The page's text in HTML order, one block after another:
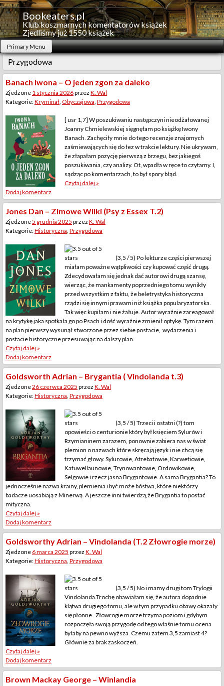
Skip
to
content
Bookeaters.pl
Klub koszmarnych komentatorów książek
Zjedliśmy już 1550 książek
Primary Menu
Przygodowa
Banach Iwona – O jeden zgon za daleko
Zjedzone 1 stycznia 2026przez K. Wal
Kategorie:Kryminał Obyczajowa Przygodowa
[ usr 1,7] W poszukiwaniu następczyni nieodżałowanej
Joanny Chmielewskiej sięgnęłam po książkę Iwony
Banach. Zachęciły mnie do tego recenzje znajomych
zaśmiewających się do łez w trakcie lektury. Nie ukrywam,
że złapałam pozycję pierwszą z brzegu, bez jakiegoś
poszukiwania, czy analizy. Ot, wpadła w ręce to czytamy. I,
sądząc po komentarzach, to był spory błąd.
Czytaj dalej »
Dodaj komentarz
Jones Dan – Zimowe Wilki (Psy z Essex T.2)
Zjedzone5 grudnia 2025 przez K. Wal
Kategorie:Historyczna Przygodowa
(3,5 / 5) Po lekturze części pierwszej
miałam poważne wątpliwości czy kupować część drugą.
Zdecydowałam się jednak dać autorowi drugą szansę,
wierząc, że mankamenty poprzedniego tomu wynikły
przed wszystkim z faktu, że beletrystyka historyczna
rządzi się innymi prawami niż książka popularyzatorska.
Tak więc kupiłam i nie żałuje. Autor wyraźnie zareagował
na krytykę jaka spotkała go po Psach i dość wyraźnie zmienił optykę. Tym razem
na plan pierwszy wysunął stworzone przez siebie postacie, wydarzenia i
postacie historyczne przesuwając na dalszy plan.
Czytaj dalej »
Dodaj komentarz
Goldsworth Adrian – Brygantia ( Vindolanda t.3)
Zjedzone26 czerwca 2025 przez K. Wal
Kategorie:Historyczna Przygodowa
(3,5 / 5) Trzeci i ostatni (?) tom
opowieści o centurionie który był księciem Sylurów i
Rzymianinem zarazem, ponownie zabiera nas w świat
plemion o nazwach które skręcają język i nie chcą się
trzymać głowy. Sylurowie, Atrebatowie, Karwetiowie,
Katuwellaunowie, Trynowantowie, Ordowikowie,
Selgowie i rzecz jasna Brygantowie. A sama Brygantia? To
jednocześnie nazwa krainy, plemienia i być może bóstwa, które niektórzy
badacze uosabiają z Minerwą. A jeszcze inni twierdzą,że Brygantia to postać
mityczna.
Czytaj dalej »
Dodaj komentarz
Goldsworthy Adrian – Vindolanda (T.2 Złowrogie morze)
Zjedzone 6 marca 2025 przez K. Wal
Kategorie:Historyczna Przygodowa
(3,5 / 5) No i mamy drugi tom Trylogii
Vindolanda.Trochę obawiałam się, że autora dopadnie
klątwa drugiego tomu, ale w tym przypadku obawy okazały
się płonne. Złowrogie morze trzyma poziom i gdybym
rozpoczęła swoją przygodę od tego właśnie tomu ocena
byłaby na pewno wyższa. Czemu zatem 3,5 zamiast 4?
Głównie za brak zaskoczeń.
Czytaj dalej »
Dodaj komentarz
Brown Mackay George – Winlandia